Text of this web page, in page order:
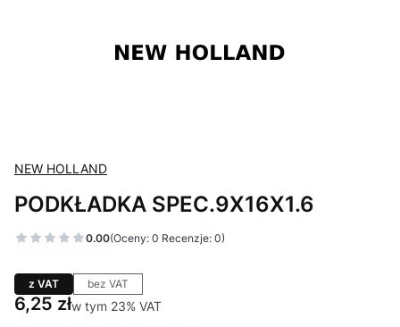
NEW HOLLAND
PODKŁADKA SPEC.9X16X1.6
0.00(Oceny: 0 Recenzje: 0)
z VAT bez VAT
Cena
6,25 złw tym 23% VAT
w tym 23% VAT